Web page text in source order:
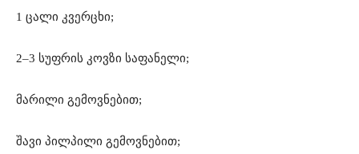
1 ცალი კვერცხი;
2–3 სუფრის კოვზი საფანელი;
მარილი გემოვნებით;
შავი პილპილი გემოვნებით;